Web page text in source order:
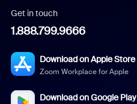
Get in touch
1.888.799.9666
Download on Apple Store
Zoom Workplace for Apple
Download on Google Play